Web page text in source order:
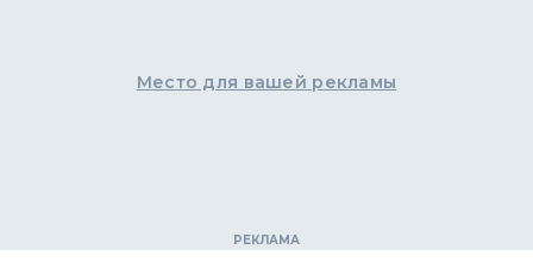
Место для вашей рекламы